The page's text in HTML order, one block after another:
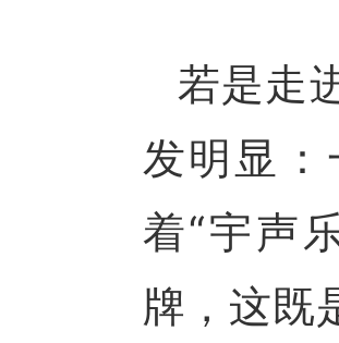
若是走
发明显
着“宇声
牌，这既